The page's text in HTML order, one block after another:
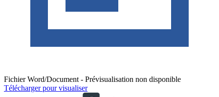
Fichier Word/Document - Prévisualisation non disponible
Télécharger pour visualiser